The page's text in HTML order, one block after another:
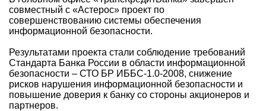
совместный с «Астерос» проект по
совершенствованию системы обеспечения
информационной безопасности.
Результатами проекта стали соблюдение требований
Стандарта Банка России в области информационной
безопасности – СТО БР ИББС-1.0-2008, снижение
рисков нарушения информационной безопасности и
повышение доверия к банку со стороны акционеров и
партнеров.